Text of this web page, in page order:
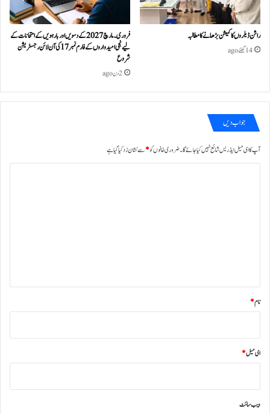
راشن ڈیلروں کا کمیشن بڑھانے کا مطالبہ
14 گھنٹے ago
فروری۔مارچ 2027 کے دسویں اور بارہویں کے امتحانات کے
لیے نجی امیدواروں کے فارم نمبر 17 کی آن لائن رجسٹریشن
شروع
2 دن ago
جواب دیں
آپ کا ای میل ایڈریس شائع نہیں کیا جائے گا۔ضروری خانوں کو*سے نشان زد کیا گیا ہے
نام*
ای میل*
ویب‌ سائٹ